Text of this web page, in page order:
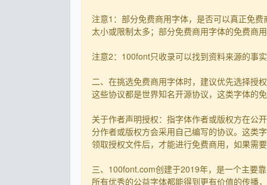
注意1：部分免费商用字体，是否可以真正免
太小或限制太多；部分免费商用字体的免费商
注意2：100font只收录可以找到资料来源的事
二、在挑选免费商用字体时，建议优先选择授
这些协议都是世界知名开源协议，这类字体的
关于作者声明授权：指字体作者或版权方在公
分作者或版权方会采用自己编写的协议。这类
领取授权文件后，才能进行免费商用，如果需
三、100font.com创建于2019年，是一个主要
所有优秀的公益字体都能得到更有价值的传播